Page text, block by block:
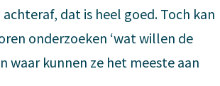
dat is heel goed. Toch kan
onderzoeken ‘wat willen de
waar kunnen ze het meeste aan